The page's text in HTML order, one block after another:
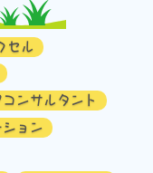
セル
ンサルタント
ョン